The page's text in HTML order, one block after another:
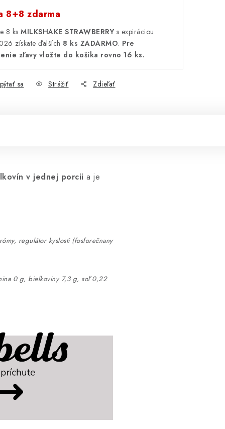
8+8 zdarma
8 ks MILKSHAKE STRAWBERRY s expiráciou
získate ďalších 8 ks ZADARMO. Pre
zľavy vložte do košíka rovno 16 ks.
sa Strážiť Zdieľať
v jednej porcii a je
regulátor kyslosti (fosforečnany
0 g, bielkoviny 7,3 g, soľ 0,22